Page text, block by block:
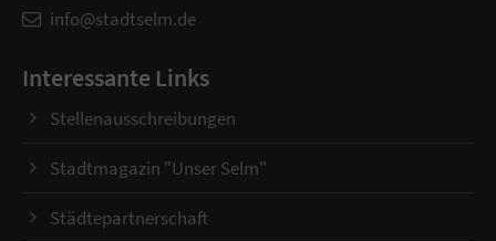
info@stadtselm.de
Interessante Links
Stellenausschreibungen
Stadtmagazin "Unser Selm"
Städtepartnerschaft